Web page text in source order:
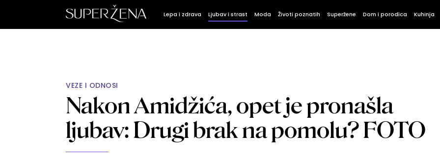
Lepa i zdrava Ljubav i strast Moda Životi poznatih Superžene Dom i porodica Kuhinja
VEZE I ODNOSI
Nakon Amidžića, opet je pronašla
ljubav: Drugi brak na pomolu? FOTO